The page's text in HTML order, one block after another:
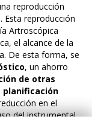
reproducción
Esta reproducción
Artroscópica
el alcance de la
De esta forma, se
, un ahorro
de otras
planificación
en el
del instrumental